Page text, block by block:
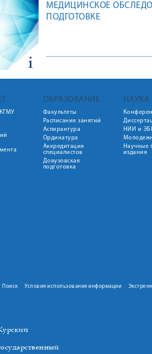
МЕДИЦИНСКОЕ
ПОДГОТОВКЕ
ОБРАЗОВАНИЕ
Факультеты
Расписания занятий
Аспирантура
Ординатура
Аккредитация
специалистов
Довузовская
подготовка
НАУКА
НИИ и
Научные
издания
Поиск Условия использования информации